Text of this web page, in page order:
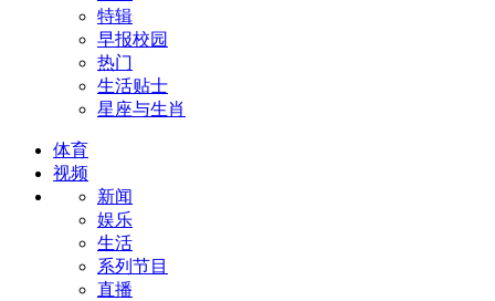
特辑
早报校园
热门
生活贴士
星座与生肖
体育
视频
新闻
娱乐
生活
系列节目
直播